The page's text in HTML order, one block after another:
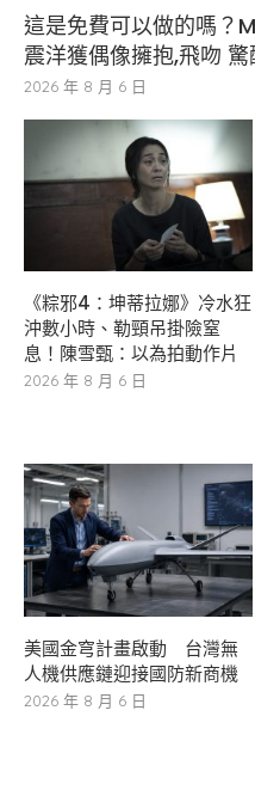
這是免費可以做的嗎
震洋獲偶像擁抱,飛吻
2026 年 8 月 6 日
《粽邪4：坤蒂拉娜》冷水狂
沖數小時、勒頸吊掛險窒
息！陳雪甄：以為拍動作片
2026 年 8 月 6 日
美國金穹計畫啟動 台灣無
人機供應鏈迎接國防新商機
2026 年 8 月 6 日